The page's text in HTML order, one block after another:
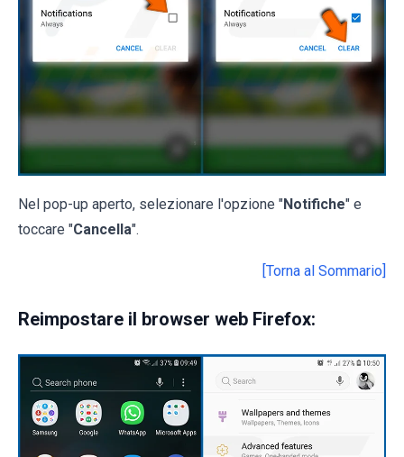
Nel pop-up aperto, selezionare l'opzione "Notifiche" e
toccare "Cancella".
[Torna al Sommario]
Reimpostare il browser web Firefox: